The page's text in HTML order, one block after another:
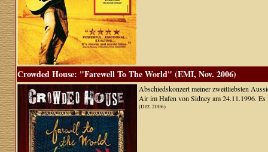
Crowded House: "Farewell To The World" (EMI, Nov. 2006)
Abschiedskonzert meiner zweitliebsten
Air im Hafen von Sidney am 24.11.1996.
(Dez. 2006)